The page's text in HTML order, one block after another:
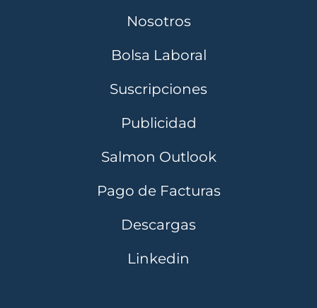
Nosotros
Bolsa Laboral
Suscripciones
Publicidad
Salmon Outlook
Pago de Facturas
Descargas
Linkedin